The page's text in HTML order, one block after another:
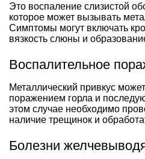
Это воспаление слизистой
которое может вызывать
Симптомы могут включать
вязкость слюны и
Воспалительное
Металлический привкус
поражением горла и
этом случае необходимо
наличие трещинок и
Болезни